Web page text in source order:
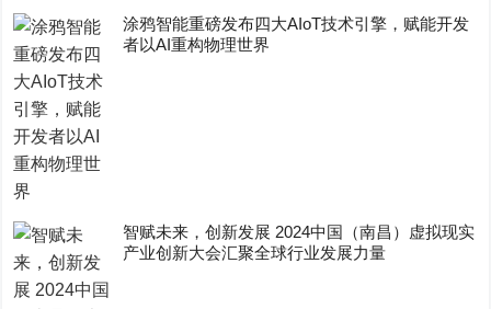
涂鸦智能重磅发布四大AIoT技术引擎，赋能开发
者以AI重构物理世界
智赋未来，创新发展 2024中国（南昌）虚拟现实
产业创新大会汇聚全球行业发展力量